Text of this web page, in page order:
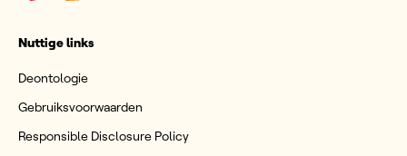
Nuttige links
Deontologie
Gebruiksvoorwaarden
Responsible Disclosure Policy